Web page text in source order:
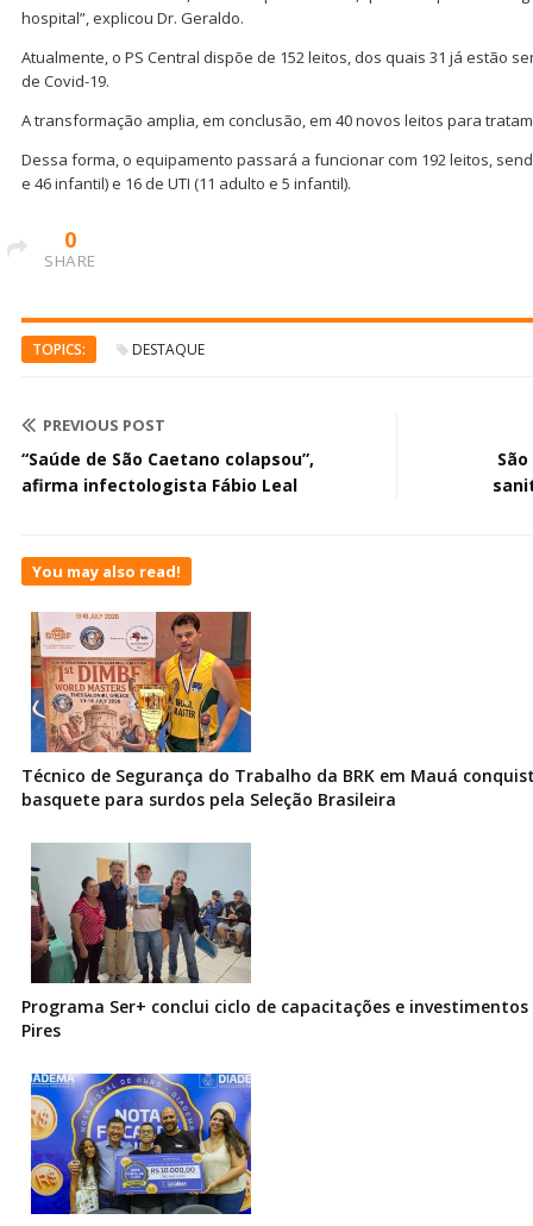
hospital”, explicou Dr. Geraldo.
Atualmente, o PS Central dispõe de 152 leitos, dos quais 31 já estão
de Covid-19.
A transformação amplia, em conclusão, em 40 novos leitos para
Dessa forma, o equipamento passará a funcionar com 192 leitos,
e 46 infantil) e 16 de UTI (11 adulto e 5 infantil).
0
SHARE
TOPICS: DESTAQUE
PREVIOUS POST
“Saúde de São Caetano colapsou”,
afirma infectologista Fábio Leal
You may also read!
Técnico de Segurança do Trabalho da BRK em Mauá
basquete para surdos pela Seleção Brasileira
Programa Ser+ conclui ciclo de capacitações e
Pires